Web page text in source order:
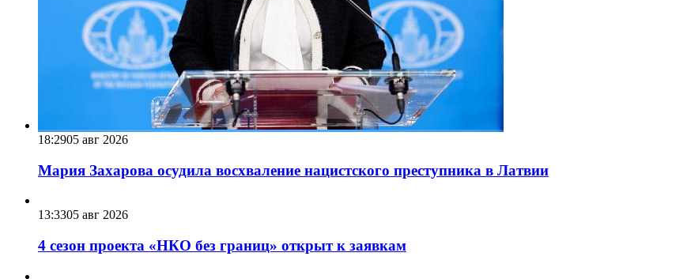
18:2905 авг 2026
Мария Захарова осудила восхваление нацистского преступника в Латвии
13:3305 авг 2026
4 сезон проекта «НКО без границ» открыт к заявкам